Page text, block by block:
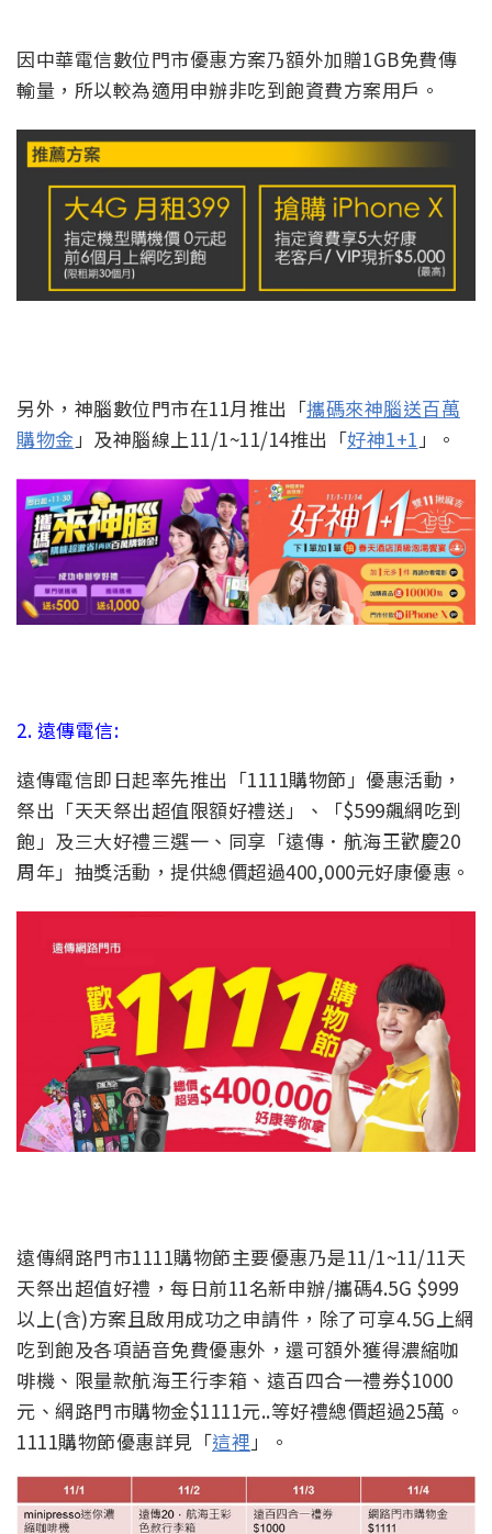
因中華電信數位門市優惠方案乃額外加贈1GB免費傳
輸量，所以較為適用申辦非吃到飽資費方案用戶。
另外，神腦數位門市在11月推出「攜碼來神腦送百萬
購物金 」及神腦線上11/1~11/14推出「好神1+1 」。
2. 遠傳電信:
遠傳電信即日起率先推出「1111購物節」優惠活動，
祭出「天天祭出超值限額好禮送」、「$599飆網吃到
飽」及三大好禮三選一、同享「遠傳．航海王歡慶20
周年」抽獎活動，提供總價超過400,000元好康優惠。
遠傳網路門市1111購物節主要優惠乃是11/1~11/11天
天祭出超值好禮，每日前11名新申辦/攜碼4.5G $999
以上(含)方案且啟用成功之申請件，除了可享4.5G上網
吃到飽及各項語音免費優惠外，還可額外獲得濃縮咖
啡機、限量款航海王行李箱、遠百四合一禮券$1000
元、網路門市購物金$1111元..等好禮總價超過25萬。
1111購物節優惠詳見「這裡 」。